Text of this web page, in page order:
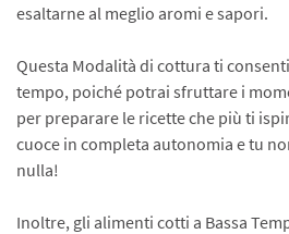
esaltarne al meglio aromi e sapori.
Questa Modalità di cottura ti
tempo, poiché potrai sfruttare i
per preparare le ricette che più ti
cuoce in completa autonomia e tu
nulla!
Inoltre, gli alimenti cotti a Bassa